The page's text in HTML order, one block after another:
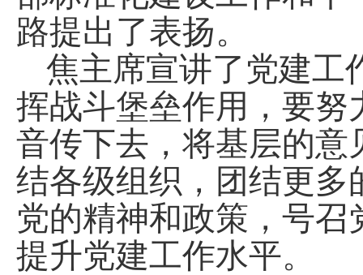
路提出了表扬。
焦主席宣讲了党建工
挥战斗堡垒作用，要
音传下去，将基层的
结各级组织，团结更
党的精神和政策，号
提升党建工作水平。